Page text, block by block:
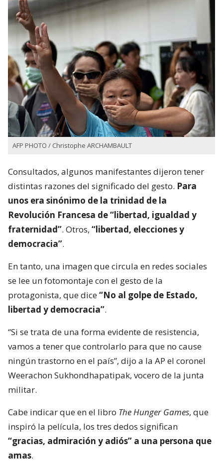
AFP PHOTO / Christophe ARCHAMBAULT
Consultados, algunos manifestantes dijeron tener
distintas razones del significado del gesto. Para
unos era sinónimo de la trinidad de la
Revolución Francesa de “libertad, igualdad y
fraternidad”. Otros, “libertad, elecciones y
democracia”.
En tanto, una imagen que circula en redes sociales
se lee un fotomontaje con el gesto de la
protagonista, que dice“No al golpe de Estado,
libertad y democracia”.
“Si se trata de una forma evidente de resistencia,
vamos a tener que controlarlo para que no cause
ningún trastorno en el país”, dijo a la AP el coronel
Weerachon Sukhondhapatipak, vocero de la junta
militar.
Cabe indicar que en el libro The Hunger Games, que
inspiró la película, los tres dedos significan
“gracias, admiración y adiós” a una persona que
amas.